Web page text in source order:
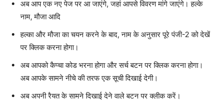
अब आप एक नए पेज पर आ जाएंगे, जहां आपसे विवरण मांगे जाएंगे। हल्के
नाम, मौजा आदि
हल्का और मौजा का चयन करने के बाद, नाम के अनुसार पूरे पंजी-2 को देखें
पर क्लिक करना होगा।
अब आपको कैप्चा कोड भरना होगा और सर्च बटन पर क्लिक करना होगा।
अब आपके सामने नीचे की तरफ एक सूची दिखाई देगी।
अब अपनी रैयत के सामने दिखाई देने वाले बटन पर क्लीक करें।